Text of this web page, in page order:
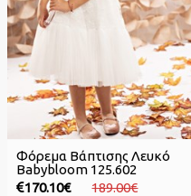
Φόρεμα Βάπτισης Λευκό
Babybloom 125.602
170.10€
189.00€